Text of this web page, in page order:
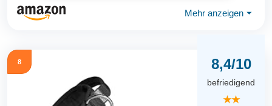
Mehr anzeigen ⏷
8 8,4/10
befriedigend
★★